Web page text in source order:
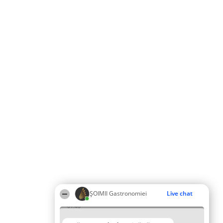
ȘOIMII Gastronomiei Live chat
01:46